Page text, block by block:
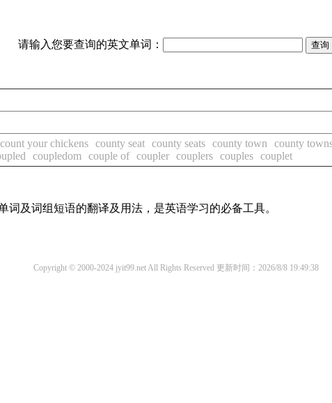
请输入您要查询的英文单词：
count your chickens county seat county seats county town county
coupledom couple of coupler couplers couples couplet
及词组短语的翻译及用法，是英语学习的必备工具。
Copyright © 2000-2024 jyit99.net All Rights Reserved 更新时间：2026/8/8 19:49:38